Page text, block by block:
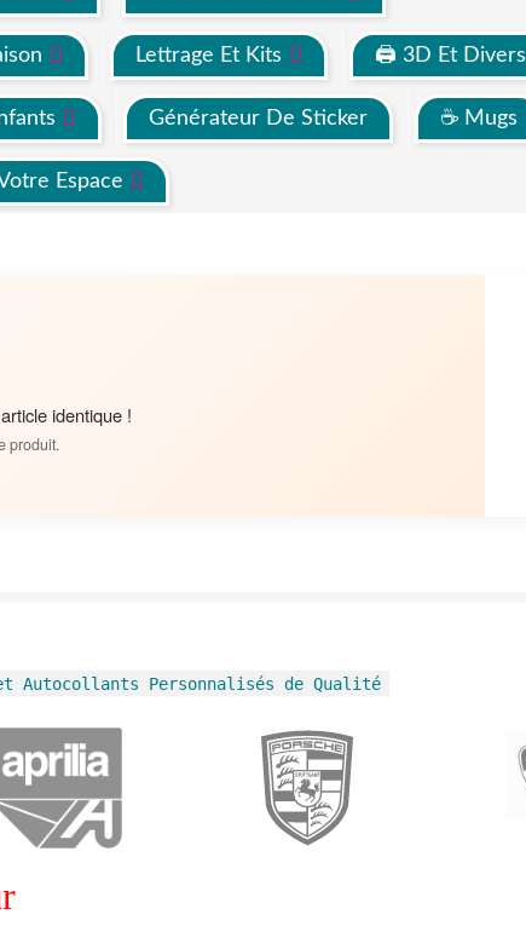
Lettrage Et Kits 🖨 3D Et Divers
Générateur De Sticker ☕ Mugs
Espace
identique !
produit.
Autocollants Personnalisés de Qualité